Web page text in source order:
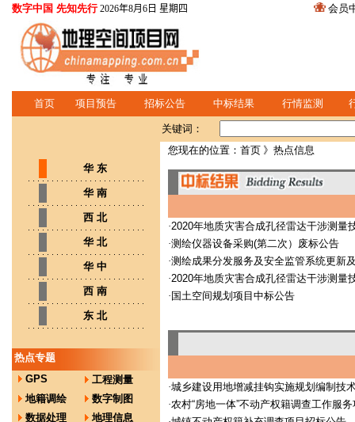
数字中国 先知先行 2026年8月6日 星期四 会员
首页 项目预告 招标公告 中标结果 行情监测
关键词：
华 东
华 南
西 北
华 北
华 中
西 南
东 北
热点专题
GPS
工程测量
地籍调绘
数字制图
数据处理
地理信息
您现在的位置： 首页 》热点信息
·2020年地质灾害合成孔径雷达干涉测量
·测绘仪器设备采购(第二次）废标公告
·测绘成果分发服务及安全监管系统更新
·2020年地质灾害合成孔径雷达干涉测量
· 国土空间规划项目中标公告
·城乡建设用地增减挂钩实施规划编制技
·农村“房地一体”不动产权籍调查工作服